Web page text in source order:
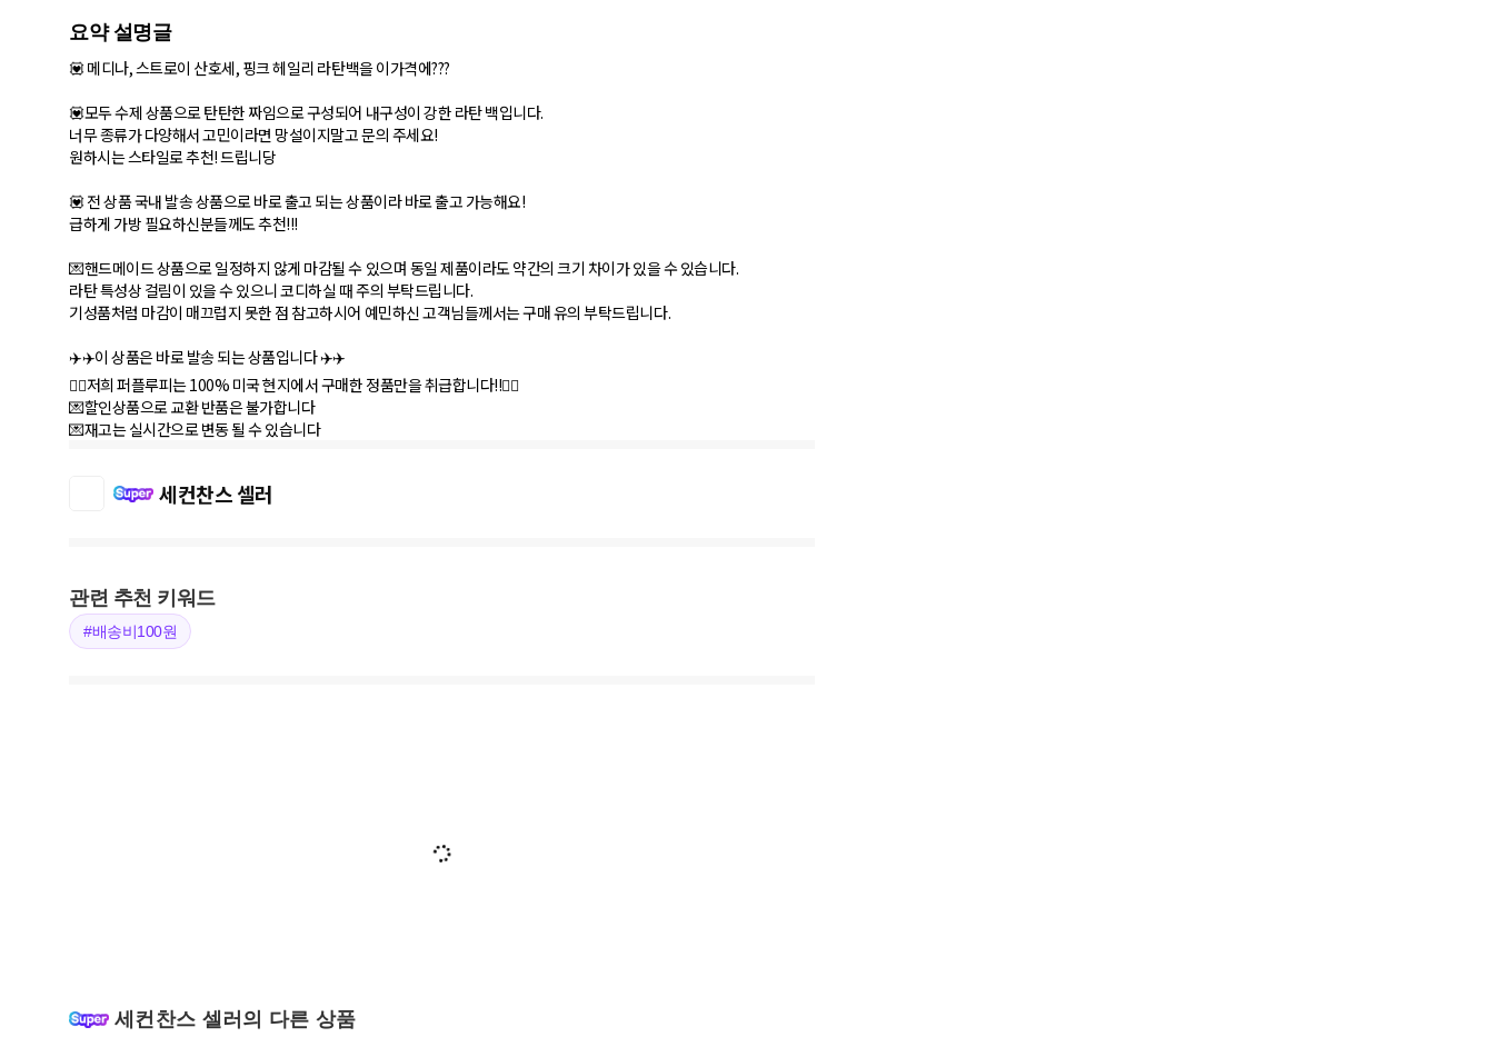
요약 설명글
💟 메디나, 스트로이 산호세, 핑크 헤일리 라탄백을 이가격에???
💟모두 수제 상품으로 탄탄한 짜임으로 구성되어 내구성이 강한 라탄 백입니다.
너무 종류가 다양해서 고민이라면 망설이지말고 문의 주세요!
원하시는 스타일로 추천! 드립니당
💟 전 상품 국내 발송 상품으로 바로 출고 되는 상품이라 바로 출고 가능해요!
급하게 가방 필요하신분들께도 추천!!!
💌핸드메이드 상품으로 일정하지 않게 마감될 수 있으며 동일 제품이라도 약간의 크기 차이가 있을 수 있습니다.
라탄 특성상 걸림이 있을 수 있으니 코디하실 때 주의 부탁드립니다.
기성품처럼 마감이 매끄럽지 못한 점 참고하시어 예민하신 고객님들께서는 구매 유의 부탁드립니다.
✈️✈️이 상품은 바로 발송 되는 상품입니다 ✈️✈️
✋🏻저희 퍼플루피는 100% 미국 현지에서 구매한 정품만을 취급합니다!!✋🏻
💌할인상품으로 교환 반품은 불가합니다
💌재고는 실시간으로 변동 될 수 있습니다
세컨찬스 셀러
관련 추천 키워드
#배송비100원
세컨찬스 셀러의 다른 상품